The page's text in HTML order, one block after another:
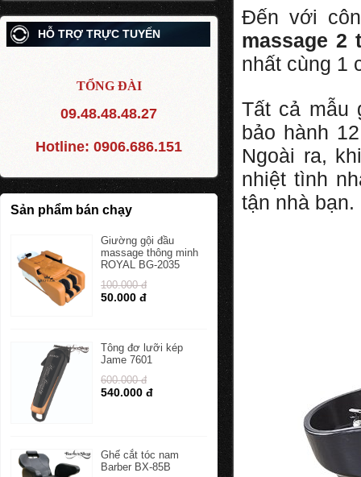
HỖ TRỢ TRỰC TUYẾN
TỔNG ĐÀI
09.48.48.48.27
Hotline: 0906.686.151
Sản phẩm bán chạy
Giường gội đầu
massage thông minh
ROYAL BG-2035
100.000 đ
50.000 đ
Tông đơ lưỡi kép
Jame 7601
600.000 đ
540.000 đ
Ghế cắt tóc nam
Barber BX-85B
Đến với
massage 2
nhất cùng 1
Tất cả mẫu
bảo hành
Ngoài ra,
nhiệt tình
tận nhà bạn.